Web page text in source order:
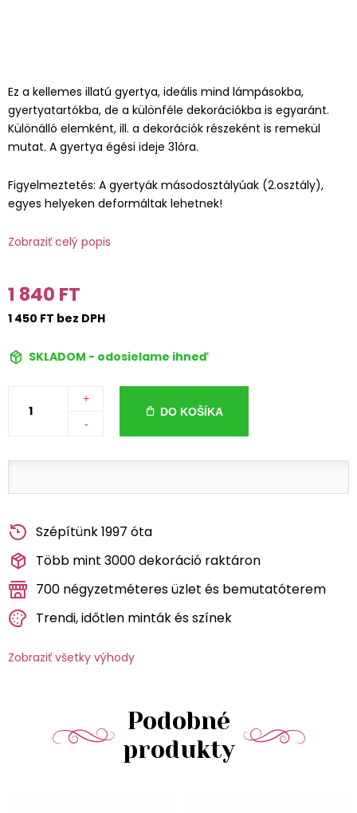
Ez a kellemes illatú gyertya, ideális mind lámpásokba,
gyertyatartókba, de a különféle dekorációkba is egyaránt.
Különálló elemként, ill. a dekorációk részeként is remekül
mutat. A gyertya égési ideje 31óra.
Figyelmeztetés: A gyertyák másodosztályúak (2.osztály),
egyes helyeken deformáltak lehetnek!
Zobraziť celý popis
1 840 FT
1 450 FT bez DPH
SKLADOM - odosielame ihneď
+
-
DO KOŠÍKA
Szépítünk 1997 óta
Több mint 3000 dekoráció raktáron
700 négyzetméteres üzlet és bemutatóterem
Trendi, időtlen minták és színek
Zobraziť všetky výhody
Podobné
produkty